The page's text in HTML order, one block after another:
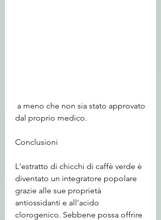
dal proprio medico.
Conclusioni
L'estratto di chicchi di caffè verde è
diventato un integratore popolare
grazie alle sue proprietà
antiossidanti e all'acido
clorogenico. Sebbene possa offrire